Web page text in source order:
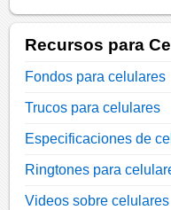
Recursos para
Fondos para celulares
Trucos para celulares
Especificaciones de
Ringtones para
Videos sobre celulares